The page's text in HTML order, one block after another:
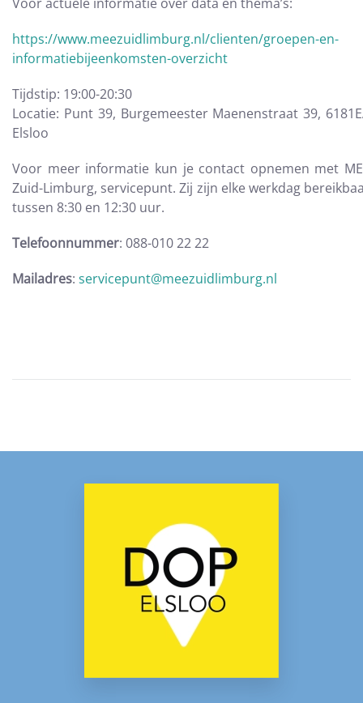
https://www.meezuidlimburg.nl/clienten/groepen-en-
informatiebijeenkomsten-overzicht
Tijdstip: 19:00-20:30
Locatie: Punt 39, Burgemeester Maenenstraat 39,
Elsloo
Voor meer informatie kun je contact opnemen met
Zuid-Limburg, servicepunt. Zij zijn elke werkdag
tussen 8:30 en 12:30 uur.
Telefoonnummer: 088-010 22 22
Mailadres: servicepunt@meezuidlimburg.nl